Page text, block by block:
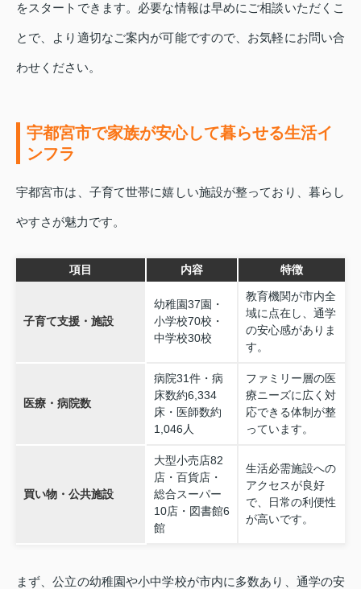
をスタートできます。必要な情報は早めにご相談いただくこ
とで、より適切なご案内が可能ですので、お気軽にお問い合
わせください。
宇都宮市で家族が安心して暮らせる生活イ
ンフラ
宇都宮市は、子育て世帯に嬉しい施設が整っており、暮らし
やすさが魅力です。
項目 内容 特徴
子育て支援・施設
幼稚園37園・
小学校70校・
中学校30校
教育機関が市内全
域に点在し、通学
の安心感がありま
す。
医療・病院数
病院31件・病
床数約6,334
床・医師数約
1,046人
ファミリー層の医
療ニーズに広く対
応できる体制が整
っています。
買い物・公共施設
大型小売店82
店・百貨店・
総合スーパー
10店・図書館6
館
生活必需施設への
アクセスが良好
で、日常の利便性
が高いです。
まず、公立の幼稚園や小中学校が市内に多数あり、通学の安